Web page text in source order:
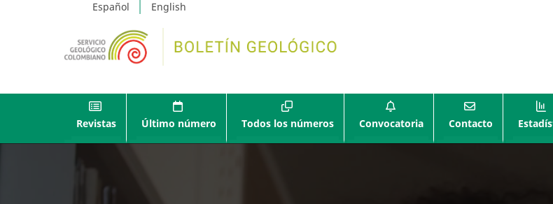
Español English
Revistas Último número Todos los números Convocatoria Contacto